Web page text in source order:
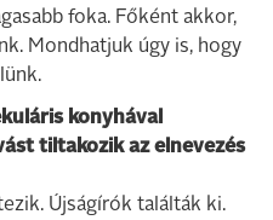
foka. Főként akkor,
Mondhatjuk úgy is, hogy
konyhával
tiltakozik az elnevezés
Újságírók találták ki.